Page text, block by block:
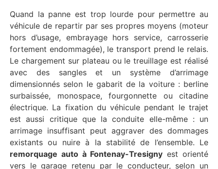
Quand la panne est trop lourde pour permettre au
véhicule de repartir par ses propres moyens (moteur
hors d’usage, embrayage hors service, carrosserie
fortement endommagée), le transport prend le relais.
Le chargement sur plateau ou le treuillage est réalisé
avec des sangles et un système d’arrimage
dimensionnés selon le gabarit de la voiture : berline
surbaissée, monospace, fourgonnette ou citadine
électrique. La fixation du véhicule pendant le trajet
est aussi critique que la conduite elle-même : un
arrimage insuffisant peut aggraver des dommages
existants ou nuire à la stabilité de l’ensemble. Le
remorquage auto à Fontenay-Tresigny est orienté
vers le garage retenu par le conducteur, selon un